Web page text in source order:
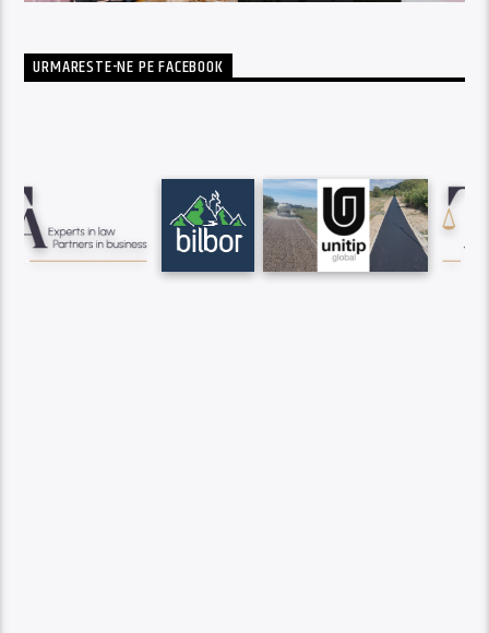
URMARESTE-NE PE FACEBOOK